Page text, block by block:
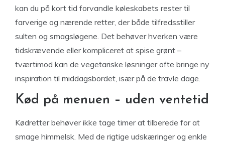
kan du på kort tid forvandle køleskabets rester til
farverige og nærende retter, der både tilfredsstiller
sulten og smagsløgene. Det behøver hverken være
tidskrævende eller kompliceret at spise grønt –
tværtimod kan de vegetariske løsninger ofte bringe ny
inspiration til middagsbordet, især på de travle dage.
Kød på menuen – uden ventetid
Kødretter behøver ikke tage timer at tilberede for at
smage himmelsk. Med de rigtige udskæringer og enkle